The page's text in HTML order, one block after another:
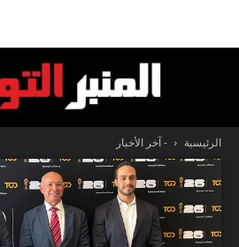
المنبر
التونسي
الرئيسية - آخر الأخبار